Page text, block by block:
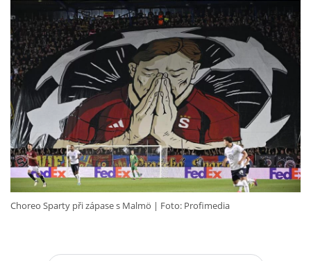
Choreo Sparty při zápase s Malmö Foto: Profimedia